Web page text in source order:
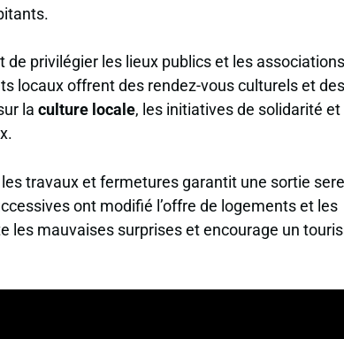
de privilégier les lieux publics et les associations
locaux offrent des rendez-vous culturels et des
la culture locale, les initiatives de solidarité et
travaux et fermetures garantit une sortie
ont modifié l’offre de logements et les
les mauvaises surprises et encourage un